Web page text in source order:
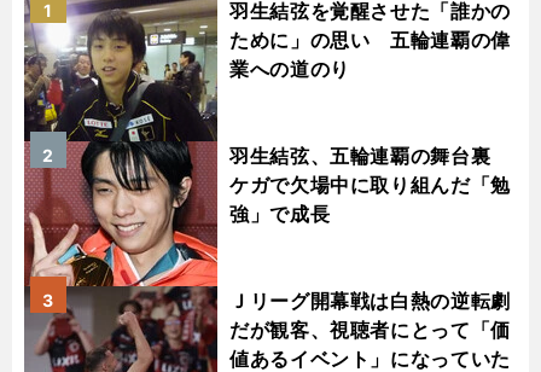
羽生結弦を覚醒させた「誰かの
ために」の思い 五輪連覇の偉
業への道のり
1
羽生結弦、五輪連覇の舞台裏
ケガで欠場中に取り組んだ「勉
強」で成長
2
Ｊリーグ開幕戦は白熱の逆転劇
だが観客、視聴者にとって「価
値あるイベント」になっていた
3